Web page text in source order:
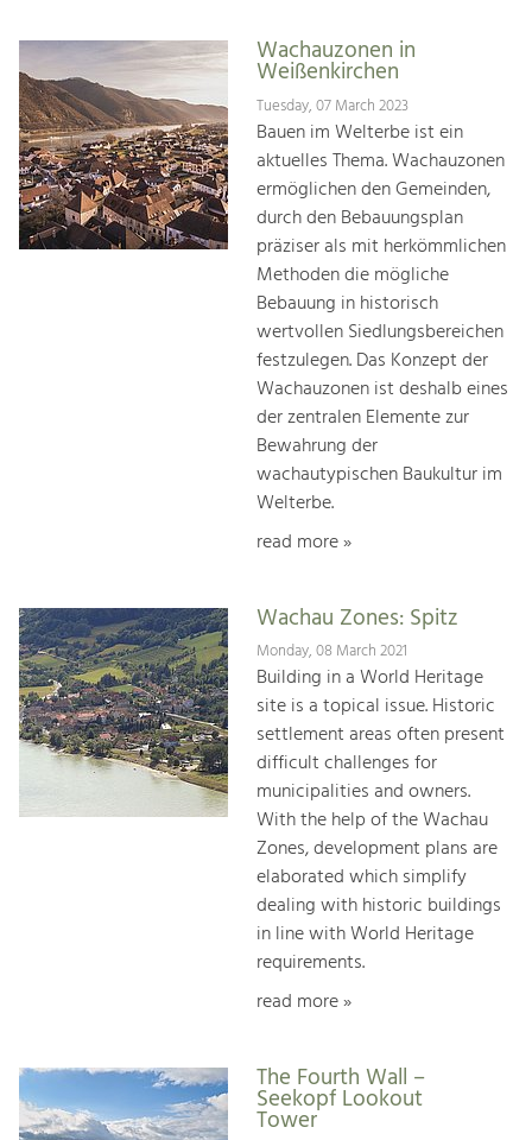
Wachauzonen in
Weißenkirchen
Tuesday, 07 March 2023
Bauen im Welterbe ist ein
aktuelles Thema. Wachauzonen
ermöglichen den Gemeinden,
durch den Bebauungsplan
präziser als mit herkömmlichen
Methoden die mögliche
Bebauung in historisch
wertvollen Siedlungsbereichen
festzulegen. Das Konzept der
Wachauzonen ist deshalb eines
der zentralen Elemente zur
Bewahrung der
wachautypischen Baukultur im
Welterbe.
read more »
Wachau Zones: Spitz
Monday, 08 March 2021
Building in a World Heritage
site is a topical issue. Historic
settlement areas often present
difficult challenges for
municipalities and owners.
With the help of the Wachau
Zones, development plans are
elaborated which simplify
dealing with historic buildings
in line with World Heritage
requirements.
read more »
The Fourth Wall –
Seekopf Lookout
Tower